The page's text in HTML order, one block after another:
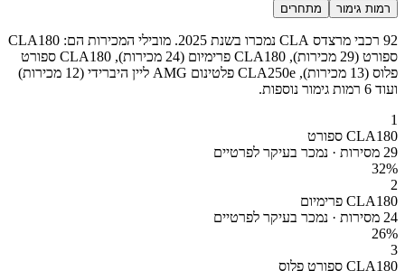
רמות גימור מתחרים
92 רכבי מרצדס CLA נמכרו בשנת 2025. מובילי המכירות הם: CLA180
ספורט (29 מכירות), CLA180 פרימיום (24 מכירות), CLA180 ספורט
פלוס (13 מכירות), CLA250e פלטינום AMG ליין היברידי (12 מכירות)
ועוד 6 רמות גימור נוספות.
1
CLA180 ספורט
29 מסירות · נמכר בעיקר לפרטיים
32%
2
CLA180 פרימיום
24 מסירות · נמכר בעיקר לפרטיים
26%
3
CLA180 ספורט פלוס